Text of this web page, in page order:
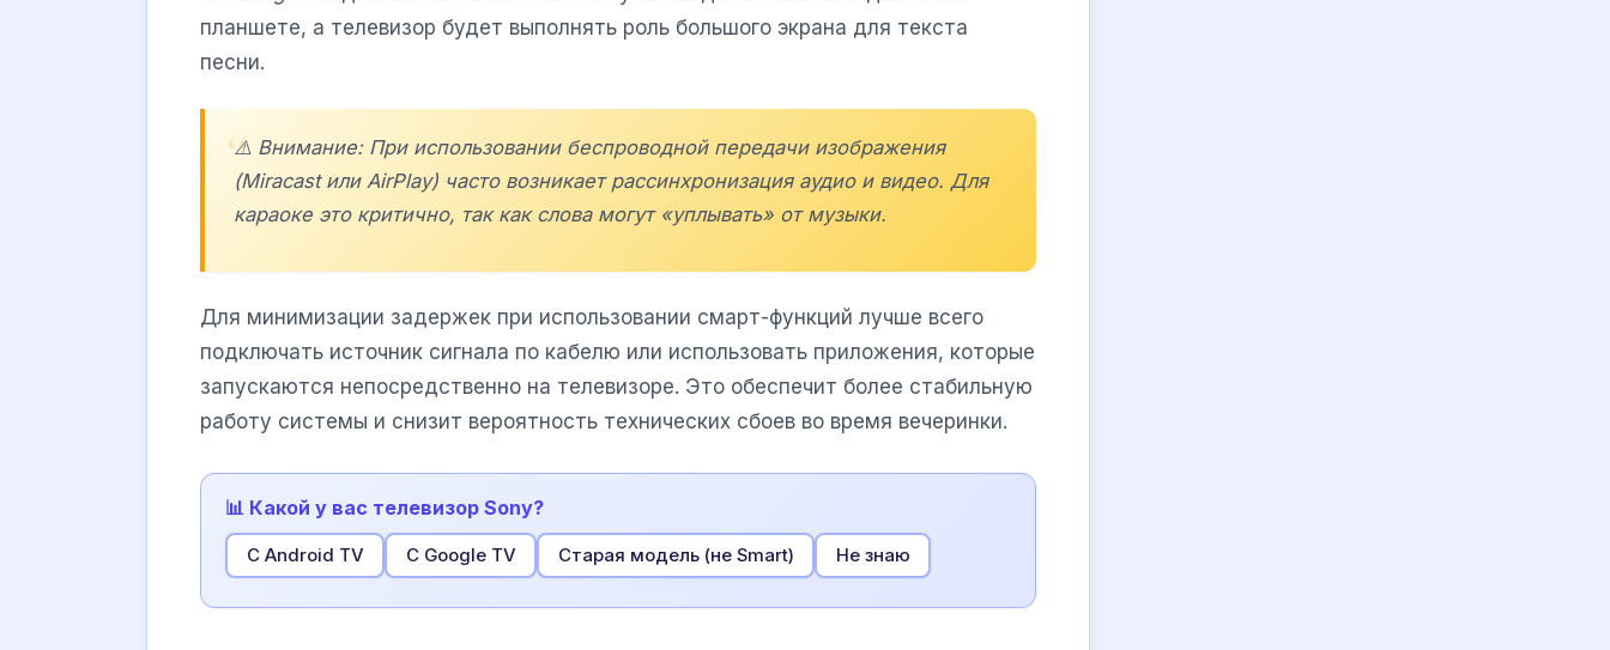
планшете, а телевизор будет выполнять роль большого экрана для текста
песни.
⚠️ Внимание: При использовании беспроводной передачи изображения
(Miracast или AirPlay) часто возникает рассинхронизация аудио и видео. Для
караоке это критично, так как слова могут «уплывать» от музыки.
Для минимизации задержек при использовании смарт-функций лучше всего
подключать источник сигнала по кабелю или использовать приложения, которые
запускаются непосредственно на телевизоре. Это обеспечит более стабильную
работу системы и снизит вероятность технических сбоев во время вечеринки.
📊 Какой у вас телевизор Sony?
С Android TV С Google TV Старая модель (не Smart) Не знаю